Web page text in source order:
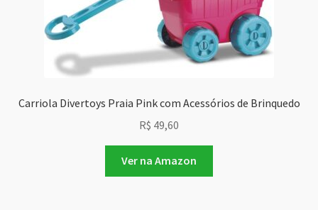
Carriola Divertoys Praia Pink com Acessórios de Brinquedo
R$ 49,60
Ver na Amazon